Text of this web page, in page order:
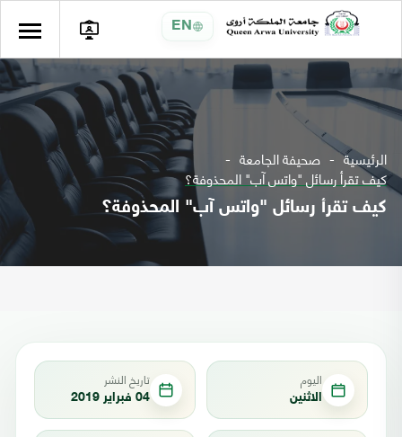
EN
الرئيسية صحيفة الجامعة
كيف تقرأ رسائل "واتس آب" المحذوفة؟
كيف تقرأ رسائل "واتس آب" المحذوفة؟
اليوم
الاثنين
تاريخ النشر
04 فبراير 2019